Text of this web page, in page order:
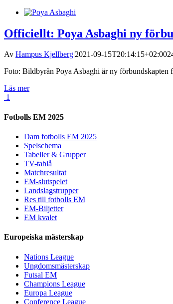
Officiellt: Poya Asbaghi ny
Av Hampus Kjellberg|2021-09-15T20:14:15+02:00
Foto: Bildbyrån Poya Asbaghi är ny förbundskapten
Läs mer
1
Fotbolls EM 2025
Dam fotbolls EM 2025
Spelschema
Tabeller & Grupper
TV-tablå
Matchresultat
EM-slutspelet
Landslagstrupper
Res till fotbolls EM
EM-Biljetter
EM kvalet
Europeiska mästerskap
Nations League
Ungdomsmästerskap
Futsal EM
Champions League
Europa League
Conference League